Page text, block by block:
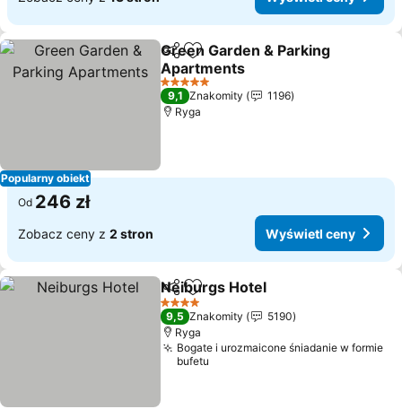
Popularny obiekt
Udostępnij
Dodaj do ulubionych
Green Garden & Parking
Apartments
5 Kategoria
9,1 Znakomity
1196
Ryga
Od 246 zł
Zobacz ceny z 2 stron Wyświetl ceny
UdostępnijDodaj do ulubionych
Neiburgs Hotel
4 Kategoria
9,5 Znakomity
5190
Ryga
Bogate i urozmaicone śniadanie w formie
bufetu